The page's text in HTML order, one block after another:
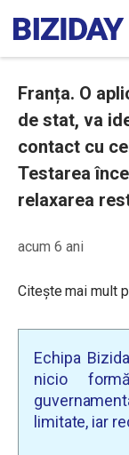
Franța. O
de stat, va
contact cu
Testarea
relaxarea
acum 6 ani
Citește mai mult
Echipa
nicio
limitate, iar